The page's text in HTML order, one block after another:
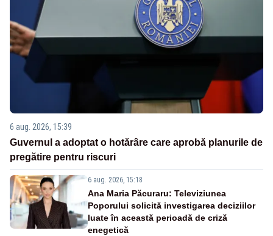
6 aug. 2026, 15:39
Guvernul a adoptat o hotărâre care aprobă planurile de
pregătire pentru riscuri
6 aug. 2026, 15:18
Ana Maria Păcuraru: Televiziunea
Poporului solicită investigarea deciziilor
luate în această perioadă de criză
enegetică